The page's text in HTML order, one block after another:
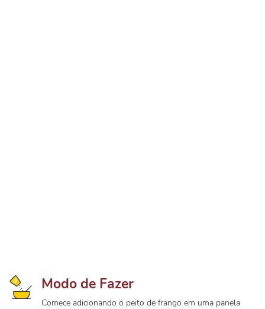
Modo de Fazer
Comece adicionando o peito de frango em uma panela